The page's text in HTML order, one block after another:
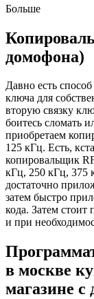
Больше
домофона)
Давно есть
ключа для
вторую связку
боитесь сломать
приобретаем
125 кГц. Есть,
копировальщик
кГц, 250 кГц, 375
достаточно
затем быстро
кода. Затем стоит
и при
в москве
магазине с